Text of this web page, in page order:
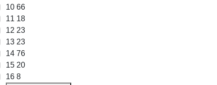
10 66
11 18
12 23
13 23
14 76
15 20
16 8